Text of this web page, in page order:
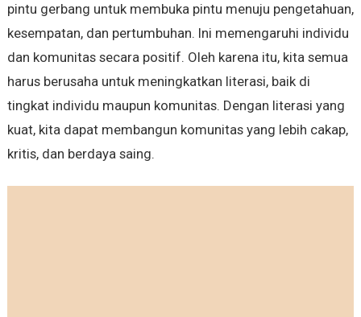
pintu gerbang untuk membuka pintu menuju pengetahuan,
kesempatan, dan pertumbuhan. Ini memengaruhi individu
dan komunitas secara positif. Oleh karena itu, kita semua
harus berusaha untuk meningkatkan literasi, baik di
tingkat individu maupun komunitas. Dengan literasi yang
kuat, kita dapat membangun komunitas yang lebih cakap,
kritis, dan berdaya saing.